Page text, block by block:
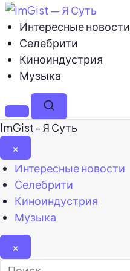
Интересные новости
Селебрити
Киноиндустрия
Музыка
МенюПоиск
ImGist - Я Суть
×
Закрыть
меню
Интересные новости
Селебрити
Киноиндустрия
Музыка
×
Найти: